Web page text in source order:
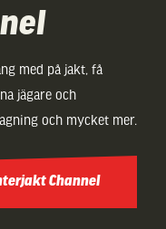
med på jakt, få
jägare och
och mycket mer.
Channel